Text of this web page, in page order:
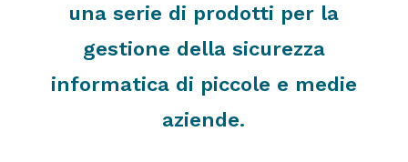
una serie di prodotti per la
gestione della sicurezza
informatica di piccole e medie
aziende.